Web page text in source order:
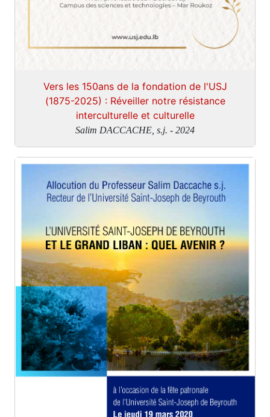
Vers les 150ans de la fondation de l'USJ
(1875-2025) : Réveiller notre résistance
interculturelle et culturelle
Salim DACCACHE, s.j. - 2024